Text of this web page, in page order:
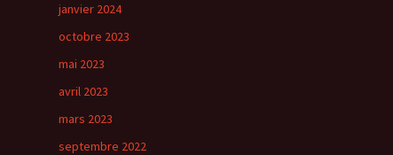
janvier 2024
octobre 2023
mai 2023
avril 2023
mars 2023
septembre 2022